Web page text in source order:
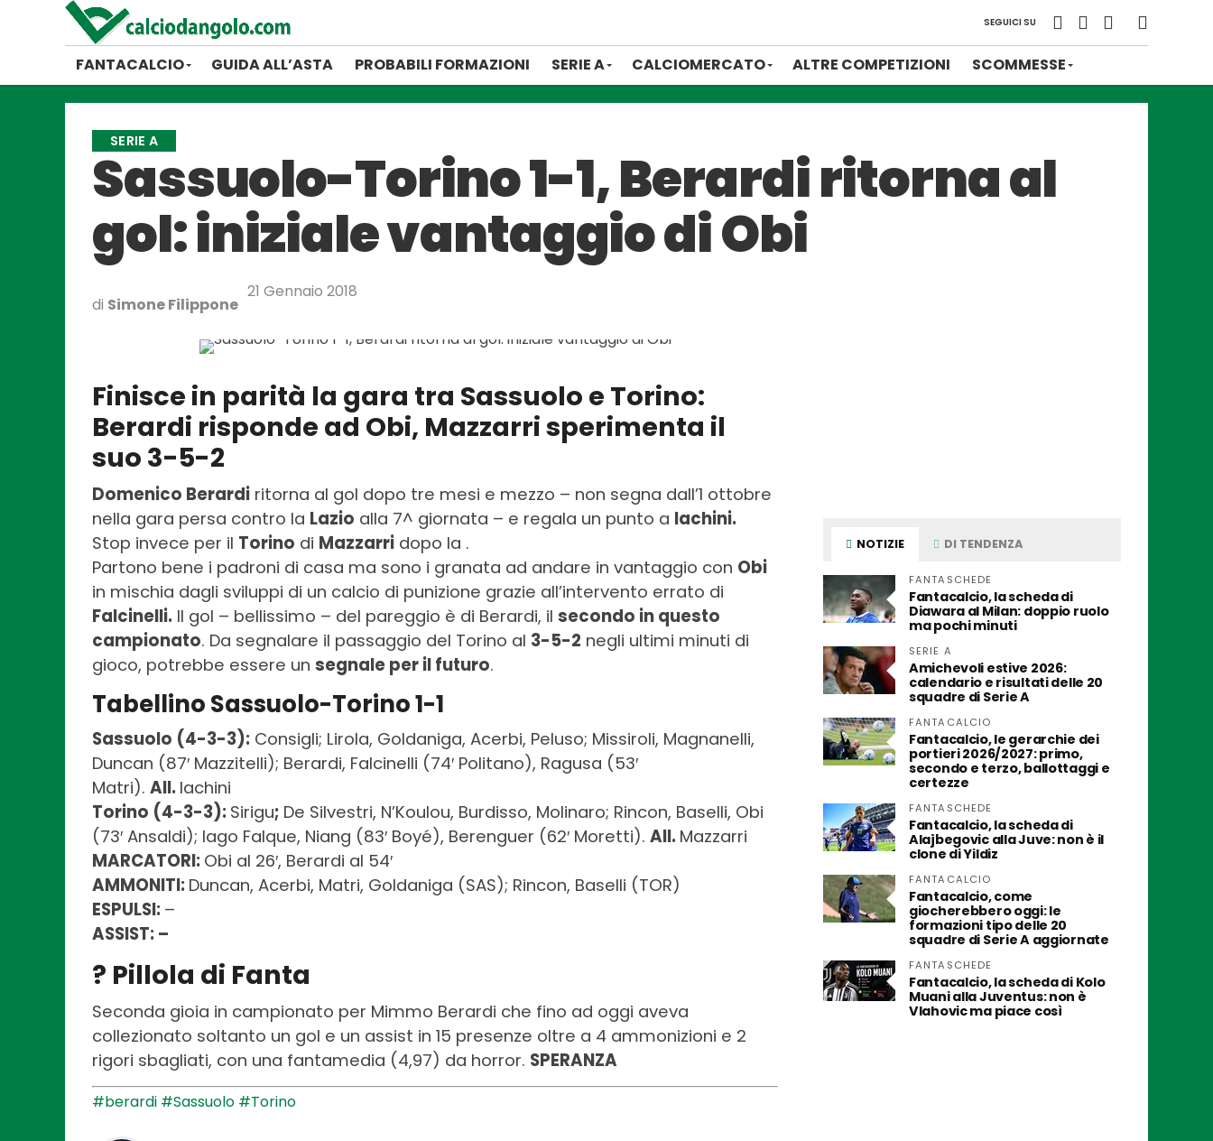
SEGUICI SU
FANTACALCIO GUIDA ALL’ASTA PROBABILI FORMAZIONI SERIE A CALCIOMERCATO ALTRE COMPETIZIONI SCOMMESSE
SERIE A
Sassuolo-Torino 1-1, Berardi ritorna al
gol: iniziale vantaggio di Obi
di Simone Filippone
21 Gennaio 2018
Finisce in parità la gara tra Sassuolo e Torino:
Berardi risponde ad Obi, Mazzarri sperimenta il
suo 3-5-2
Domenico Berardi ritorna al gol dopo tre mesi e mezzo – non segna dall’1 ottobre
nella gara persa contro la Lazio alla 7^ giornata – e regala un punto a Iachini.
Stop invece per il Torino di Mazzarri dopo la .
Partono bene i padroni di casa ma sono i granata ad andare in vantaggio con Obi
in mischia dagli sviluppi di un calcio di punizione grazie all’intervento errato di
Falcinelli. Il gol – bellissimo – del pareggio è di Berardi, il secondo in questo
campionato. Da segnalare il passaggio del Torino al 3-5-2 negli ultimi minuti di
gioco, potrebbe essere un segnale per il futuro.
Tabellino Sassuolo-Torino 1-1
Sassuolo (4-3-3): Consigli; Lirola, Goldaniga, Acerbi, Peluso; Missiroli, Magnanelli,
Duncan (87′ Mazzitelli); Berardi, Falcinelli (74′ Politano), Ragusa (53′
Matri). All. Iachini
Torino (4-3-3): Sirigu; De Silvestri, N’Koulou, Burdisso, Molinaro; Rincon, Baselli, Obi
(73′ Ansaldi); Iago Falque, Niang (83′ Boyé), Berenguer (62′ Moretti). All. Mazzarri
MARCATORI: Obi al 26′, Berardi al 54′
AMMONITI: Duncan, Acerbi, Matri, Goldaniga (SAS); Rincon, Baselli (TOR)
ESPULSI: –
ASSIST: –
? Pillola di Fanta
Seconda gioia in campionato per Mimmo Berardi che fino ad oggi aveva
collezionato soltanto un gol e un assist in 15 presenze oltre a 4 ammonizioni e 2
rigori sbagliati, con una fantamedia (4,97) da horror. SPERANZA
#berardi #Sassuolo #Torino
NOTIZIE DI TENDENZA
FANTASCHEDE
Fantacalcio, la scheda di
Diawara al Milan: doppio ruolo
ma pochi minuti
SERIE A
Amichevoli estive 2026:
calendario e risultati delle 20
squadre di Serie A
FANTACALCIO
Fantacalcio, le gerarchie dei
portieri 2026/2027: primo,
secondo e terzo, ballottaggi e
certezze
FANTASCHEDE
Fantacalcio, la scheda di
Alajbegovic alla Juve: non è il
clone di Yildiz
FANTACALCIO
Fantacalcio, come
giocherebbero oggi: le
formazioni tipo delle 20
squadre di Serie A aggiornate
FANTASCHEDE
Fantacalcio, la scheda di Kolo
Muani alla Juventus: non è
Vlahovic ma piace così